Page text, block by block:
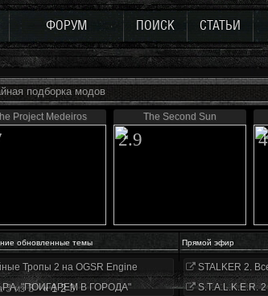
ФОРУМ ПОИСК СТАТЬИ
подборка модов
Project Medeiros The Second Sun
2.9
обновленные темы Прямой эфир
Тропы 2 на OGSR Engine
"ПОИГАРЕМ В ГОРОДА"
STALKER 2.
S.T.A.L.K.E.R.
3из3 « 1 2 3